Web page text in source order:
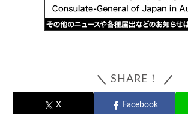
SHARE！
X Facebook